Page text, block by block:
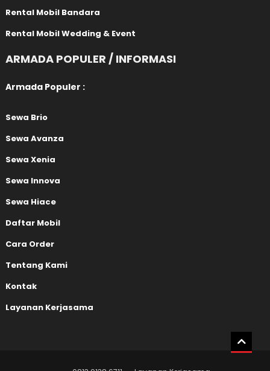
Rental Mobil Bandara
Rental Mobil Wedding & Event
ARMADA POPULER / INFORMASI
Armada Populer :
Sewa Brio
Sewa Avanza
Sewa Xenia
Sewa Innova
Sewa Hiace
Daftar Mobil
Cara Order
Tentang Kami
Kontak
Layanan Kerjasama